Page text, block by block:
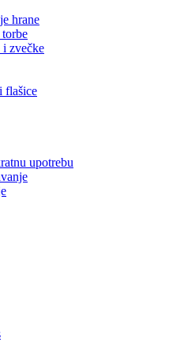
hrane
i zvečke
flašice
upotrebu